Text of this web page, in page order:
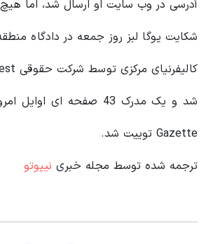
آدرسی در وب سایت او ارسال شد، اما
شکایت یوگا لبز روز جمعه در دادگاه
Gazette توییت شد.
ترجمه شده توسط مجله خبری نیپوتو